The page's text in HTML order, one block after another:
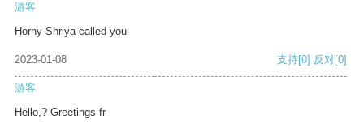
游客
Horny Shriya called you
2023-01-08 支持[0] 反对[0]
游客
Hello,? Greetings fr